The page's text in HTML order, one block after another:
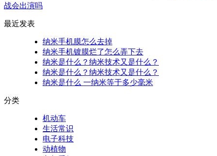
战会出演吗
最近发表
纳米手机膜怎么去掉
纳米手机镀膜烂了怎么弄下去
纳米是什么？纳米技术又是什么？
纳米是什么？纳米技术又是什么？
纳米是什么 一纳米等于多少毫米
分类
机动车
生活常识
电子科技
动植物